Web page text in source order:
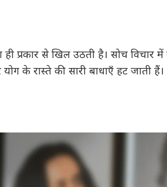
प्रकार से खिल उठती है। सोच विचार में
के रास्ते की सारी बाधाएँ हट जाती हैं।